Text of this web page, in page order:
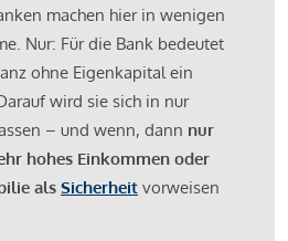
machen hier in wenigen
Nur: Für die Bank bedeutet
ohne Eigenkapital ein
wird sie sich in nur
– und wenn, dann nur
hohes Einkommen oder
als Sicherheit vorweisen